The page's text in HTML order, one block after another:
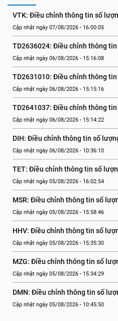
VTK: Điều chỉnh thông tin số
Cập nhật ngày 07/08/2026 - 16:00:05
TD2636024: Điều chỉnh thông
Cập nhật ngày 06/08/2026 - 15:16:08
TD2631010: Điều chỉnh thông
Cập nhật ngày 06/08/2026 - 15:15:16
TD2641037: Điều chỉnh thông
Cập nhật ngày 06/08/2026 - 15:14:22
DIH: Điều chỉnh thông tin số
Cập nhật ngày 06/08/2026 - 10:36:10
TET: Điều chỉnh thông tin số
Cập nhật ngày 05/08/2026 - 16:02:54
MSR: Điều chỉnh thông tin số
Cập nhật ngày 05/08/2026 - 15:58:46
HHV: Điều chỉnh thông tin số
Cập nhật ngày 05/08/2026 - 15:35:30
MZG: Điều chỉnh thông tin số
Cập nhật ngày 05/08/2026 - 15:34:29
DMN: Điều chỉnh thông tin số
Cập nhật ngày 05/08/2026 - 10:45:50